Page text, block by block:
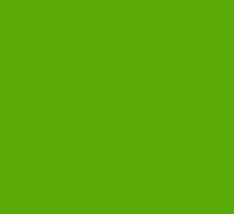
מקום שיש לו מנוחה
סז) שיש להתפלל בבית כנסת
נשמעת אלא בבית הכנסת. ע"ש.